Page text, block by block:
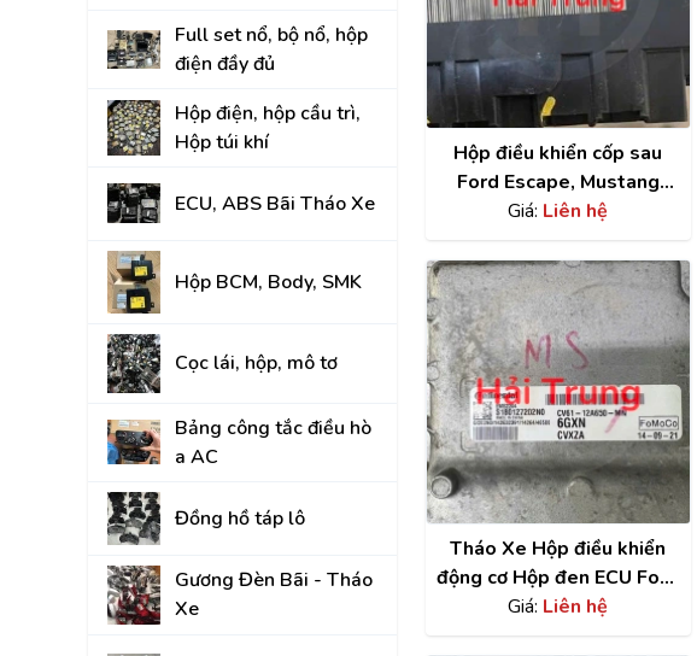
Hộp BCM, Body, SMK
Cọc lái, hộp, mô tơ
Bảng công tắc điều hòa AC
Đồng hồ táp lô
Gương Đèn Bãi - Tháo Xe
Thân vỏ Bãi Tháo Xe
Nắp Capo, Cốp Sau, Cánh Cửa
Ốp nhựa nội thất trong xe
Mâm lốp, Lazang
Gầm, máy, hộp số
Hệ thống treo gầm, giảm xóc, càng
NỘI - NGOẠI THẤT
Full set nổ, bộ nổ, hộp
điện đầy đủ
Hộp điện, hộp cầu trì,
Hộp túi khí
ECU, ABS Bãi Tháo Xe
Hộp BCM, Body, SMK
Cọc lái, hộp, mô tơ
Bảng công tắc điều hò
a AC
Đồng hồ táp lô
Gương Đèn Bãi - Tháo
Xe
Hộp điều khiển cốp sau
Ford Escape, Mustang
Tháo Xe JU5T-14B673-AA
Giá: Liên hệ
Tháo Xe Hộp điều khiển
động cơ Hộp đen ECU Ford
Focus CV61-12A650-MN
Giá: Liên hệ